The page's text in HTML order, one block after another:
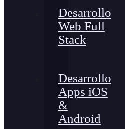
Desarrollo
Web Full
Stack
Desarrollo
Apps iOS
&
Android